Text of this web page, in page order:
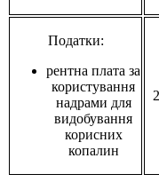
Податки:
рентна плата за
користування
надрами для
видобування
корисних
копалин